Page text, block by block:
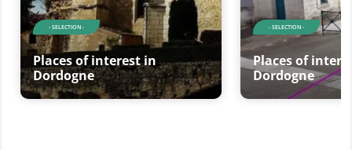
- SELECTION -
Places of interest in
Dordogne
- SELECTION -
Places of
Dordogne